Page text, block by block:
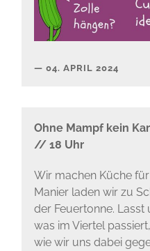
04. APRIL 2024
Ohne Mampf kein
// 18 Uhr
Wir machen Küche
Manier laden wir zu
der Feuertonne.
was im Viertel
wie wir uns dabei